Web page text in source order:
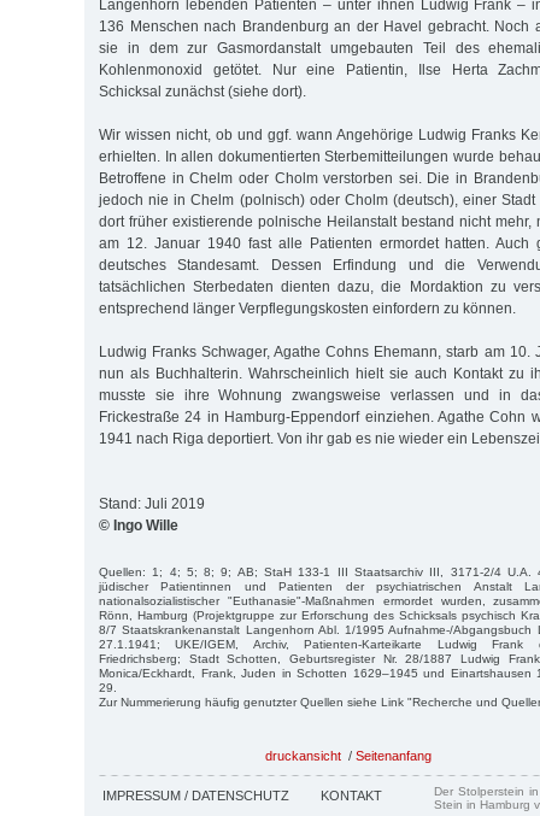
Langenhorn lebenden Patienten – unter ihnen Ludwig Frank –
136 Menschen nach Brandenburg an der Havel gebracht. Noch
sie in dem zur Gasmordanstalt umgebauten Teil des
Kohlenmonoxid getötet. Nur eine Patientin, Ilse Herta
Schicksal zunächst (siehe dort).
Wir wissen nicht, ob und ggf. wann Angehörige Ludwig Franks
erhielten. In allen dokumentierten Sterbemitteilungen wurde
Betroffene in Chelm oder Cholm verstorben sei. Die in
jedoch nie in Chelm (polnisch) oder Cholm (deutsch), einer
dort früher existierende polnische Heilanstalt bestand nicht mehr,
am 12. Januar 1940 fast alle Patienten ermordet hatten.
deutsches Standesamt. Dessen Erfindung und die
tatsächlichen Sterbedaten dienten dazu, die Mordaktion zu
entsprechend länger Verpflegungskosten einfordern zu können.
Ludwig Franks Schwager, Agathe Cohns Ehemann, starb am 10.
nun als Buchhalterin. Wahrscheinlich hielt sie auch Kontakt zu
musste sie ihre Wohnung zwangsweise verlassen und in
Frickestraße 24 in Hamburg-Eppendorf einziehen. Agathe Cohn
1941 nach Riga deportiert. Von ihr gab es nie wieder ein
Stand: Juli 2019
© Ingo Wille
Quellen: 1; 4; 5; 8; 9; AB; StaH 133-1 III Staatsarchiv III, 3171-2/4 U.A.
jüdischer Patientinnen und Patienten der psychiatrischen Anstalt
nationalsozialistischer "Euthanasie"-Maßnahmen ermordet wurden,
Rönn, Hamburg (Projektgruppe zur Erforschung des Schicksals psychisch
8/7 Staatskrankenanstalt Langenhorn Abl. 1/1995 Aufnahme-/
27.1.1941; UKE/IGEM, Archiv, Patienten-Karteikarte Ludwig Frank
Friedrichsberg; Stadt Schotten, Geburtsregister Nr. 28/1887 Ludwig
Monica/Eckhardt, Frank, Juden in Schotten 1629–1945 und
29.
Zur Nummerierung häufig genutzter Quellen siehe Link "Recherche und
druckansicht / Seitenanfang
IMPRESSUM / DATENSCHUTZ KONTAKT
Der Stolperstein
Stein in Hamburg